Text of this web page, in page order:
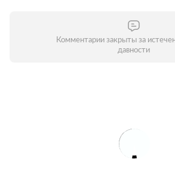
Комментарии закрыты за
давности